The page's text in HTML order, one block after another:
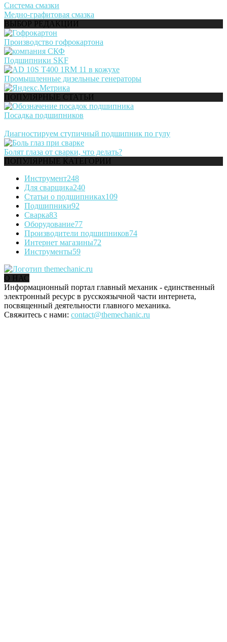
Система смазки
Медно-графитовая смазка
ВЫБОР РЕДАКЦИИ
Производство гофрокартона
Подшипники SKF
Промышленные дизельные генераторы
ПОПУЛЯРНЫЕ СТАТЬИ
Посадка подшипников
Диагностируем ступичный подшипник по гулу
Болят глаза от сварки, что делать?
ПОПУЛЯРНЫЕ КАТЕГОРИИ
Инструмент248
Для сварщика240
Статьи о подшипниках109
Подшипники92
Сварка83
Оборудование77
Производители подшипников74
Интернет магазины72
Инструменты59
О НАС
Информационный портал главный механик - единственный
электронный ресурс в русскоязычной части интернета,
посвященный деятельности главного механика.
Свяжитесь с нами: contact@themechanic.ru